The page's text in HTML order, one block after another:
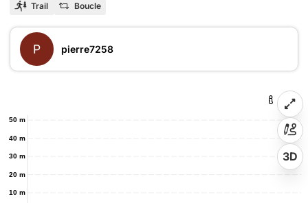
Trail Boucle
P pierre7258
10 m
20 m
30 m
40 m
50 m
3D